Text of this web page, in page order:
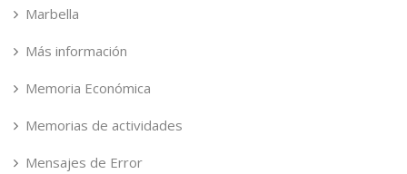
Marbella
Más información
Memoria Económica
Memorias de actividades
Mensajes de Error